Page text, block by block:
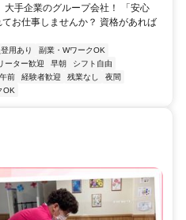
大手企業のグループ会社！ 「安心
お仕事しませんか？ 資格があれば
用あり
副業・WワークOK
ーター歓迎 早朝
シフト自由
午前 経験者歓迎 残業なし
夜間
OK